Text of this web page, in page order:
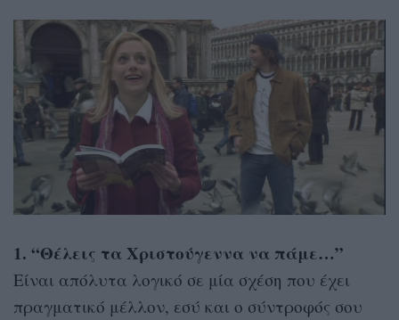
1. “Θέλεις τα Χριστούγεννα να πάμε…”
Είναι απόλυτα λογικό σε μία σχέση που έχει
πραγματικό μέλλον, εσύ και ο σύντροφός σου